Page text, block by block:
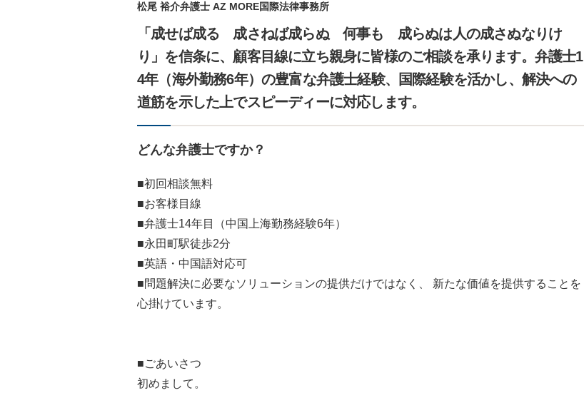
松尾 裕介弁護士 AZ MORE国際法律事務所
「成せば成る 成さねば成らぬ 何事も 成らぬは人の成さぬなりけ
り」を信条に、顧客目線に立ち親身に皆様のご相談を承ります。弁護士1
4年（海外勤務6年）の豊富な弁護士経験、国際経験を活かし、解決への
道筋を示した上でスピーディーに対応します。
どんな弁護士ですか？
■初回相談無料
■お客様目線
■弁護士14年目（中国上海勤務経験6年）
■永田町駅徒歩2分
■英語・中国語対応可
■問題解決に必要なソリューションの提供だけではなく、 新たな価値を提供することを
心掛けています。
■ごあいさつ
初めまして。